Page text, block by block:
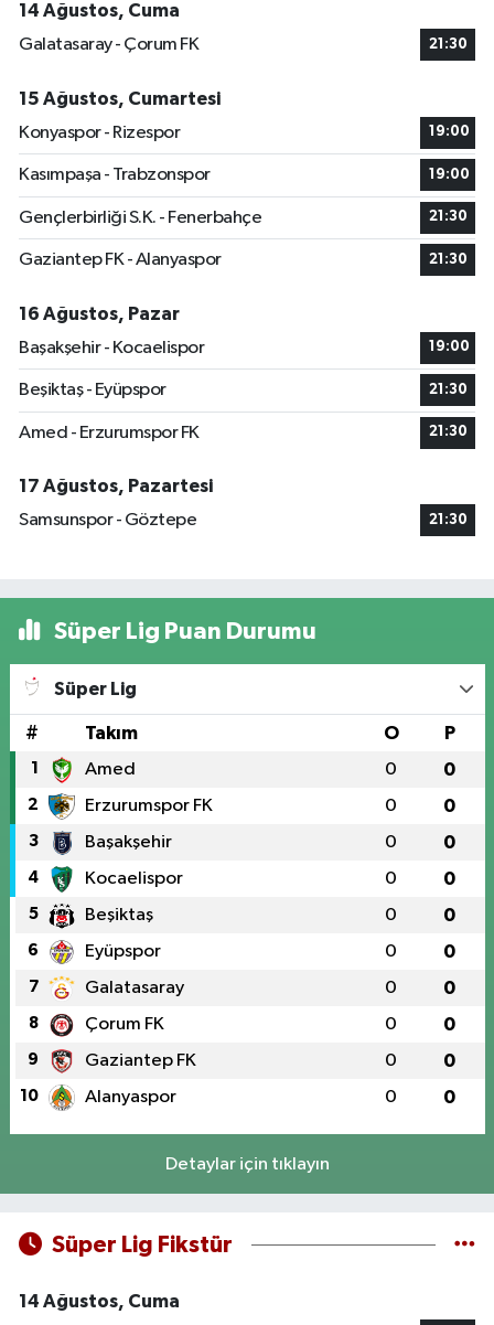
14 Ağustos, Cuma
Galatasaray - Çorum FK
21:30
15 Ağustos, Cumartesi
Konyaspor - Rizespor
19:00
Kasımpaşa - Trabzonspor 19:00
Gençlerbirliği S.K. - Fenerbahçe 21:30
Gaziantep FK - Alanyaspor 21:30
16 Ağustos, Pazar
Başakşehir - Kocaelispor
19:00
Beşiktaş - Eyüpspor 21:30
Amed - Erzurumspor FK 21:30
17 Ağustos, Pazartesi
Samsunspor - Göztepe
21:30
Süper Lig Puan Durumu
Süper Lig
# Takım O P
1 Amed 0 0
2 Erzurumspor FK 0 0
3 Başakşehir 0 0
4 Kocaelispor 0 0
5 Beşiktaş 0 0
6 Eyüpspor 0 0
7 Galatasaray 0 0
8 Çorum FK 0 0
9 Gaziantep FK 0 0
10 Alanyaspor 0 0
Detaylar için tıklayın
Süper Lig Fikstür
14 Ağustos, Cuma